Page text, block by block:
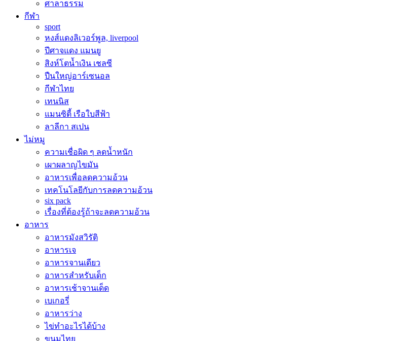
ศาลาธรรม
กีฬา
sport
หงส์แดงลิเวอร์พูล, liverpool
ปีศาจแดง แมนยู
สิงห์โตน้ำเงิน เชลซี
ปืนใหญ่อาร์เซนอล
กีฬาไทย
เทนนิส
แมนซิตี้ เรือใบสีฟ้า
ลาลีกา สเปน
ไม่หมู
ความเชื่อผิด ๆ ลดน้ำหนัก
เผาผลาญไขมัน
อาหารเพื่อลดความอ้วน
เทคโนโลยีกับการลดความอ้วน
six pack
เรื่องที่ต้องรู้ถ้าจะลดความอ้วน
อาหาร
อาหารมังสวิรัติ
อาหารเจ
อาหารจานเดียว
อาหารสำหรับเด็ก
อาหารเช้าจานเด็ด
เบเกอรี่
อาหารว่าง
ไข่ทำอะไรได้บ้าง
ขนมไทย